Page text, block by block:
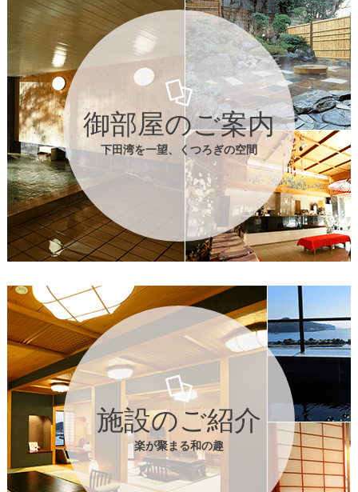
御部屋のご案内
下田湾を一望、くつろぎの空間
施設のご紹介
楽が聚まる和の趣